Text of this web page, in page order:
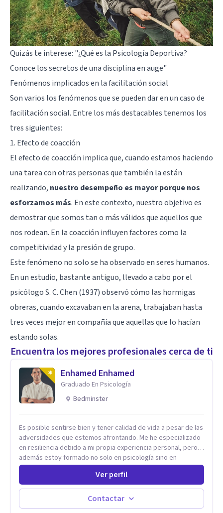
Quizás te interese: "¿Qué es la Psicología Deportiva?
Conoce los secretos de una disciplina en auge"
Fenómenos implicados en la facilitación social
Son varios los fenómenos que se pueden dar en un caso de
facilitación social. Entre los más destacables tenemos los
tres siguientes:
1. Efecto de coacción
El efecto de coacción implica que, cuando estamos haciendo
una tarea con otras personas que también la están
realizando, nuestro desempeño es mayor porque nos
esforzamos más. En este contexto, nuestro objetivo es
demostrar que somos tan o más válidos que aquellos que
nos rodean. En la coacción influyen factores como la
competitividad y la presión de grupo.
Este fenómeno no solo se ha observado en seres humanos.
En un estudio, bastante antiguo, llevado a cabo por el
psicólogo S. C. Chen (1937) observó cómo las hormigas
obreras, cuando excavaban en la arena, trabajaban hasta
tres veces mejor en compañía que aquellas que lo hacían
estando solas.
Encuentra los mejores profesionales cerca de ti
Enhamed Enhamed
Graduado En Psicología
Bedminster
Es posible sentirse bien y tener calidad de vida a pesar de las
adversidades que estemos afrontando. Me he especializado
en resiliencia debido a mi propia experiencia personal, pero
además estoy formado no solo en psicología sino en
coaching y técnicas de alto impacto centradas en: depresión,
ansiedad y terapia de parejas. Sé que con el plan correcto y
el acompañamiento adecuado todo el mundo puede observar
cambios en menos de 5 sesiones. Mi experiencia profesional
me ha demostrado que no importan las dificultades sino las
Ver perfil
Contactar